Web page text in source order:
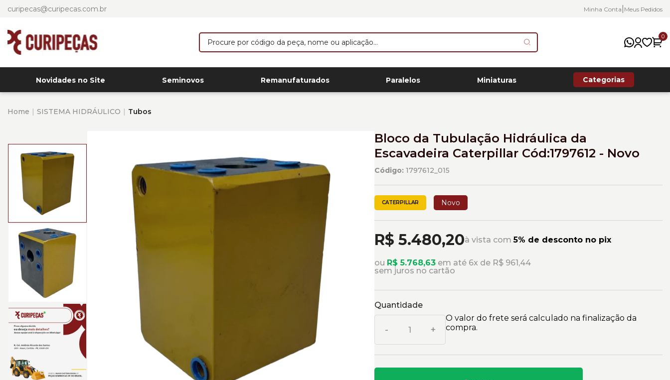
curipecas@curipecas.com.br Minha Conta Meus Pedidos
0
Novidades no Site Seminovos Remanufaturados Paralelos Miniaturas Categorias
Home SISTEMA HIDRÁULICO Tubos
Bloco da Tubulação Hidráulica da
Escavadeira Caterpillar Cód:1797612 - Novo
Código: 1797612_015
CATERPILLAR Novo
R$ 5.480,20à vista com5% de desconto no pix
ou R$ 5.768,63em até 6x de R$ 961,44
sem juros no cartão
Quantidade
- +
O valor do frete será calculado na finalização da
compra.